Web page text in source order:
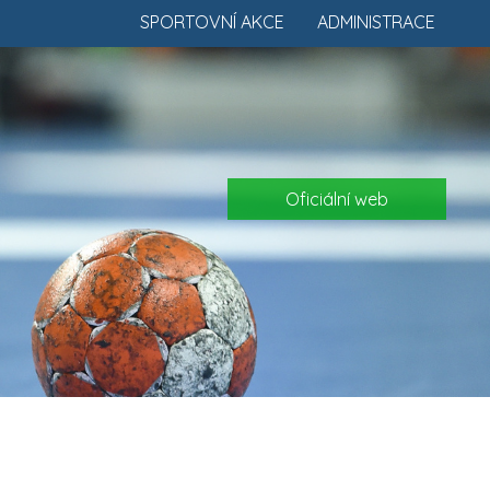
ADMINISTRACE
SPORTOVNÍ AKCE
Oficiální web